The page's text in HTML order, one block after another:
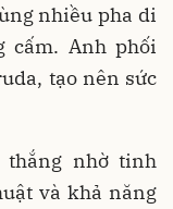
nhiều pha di
cấm. Anh phối
tạo nên sức
thắng nhờ tinh
và khả năng